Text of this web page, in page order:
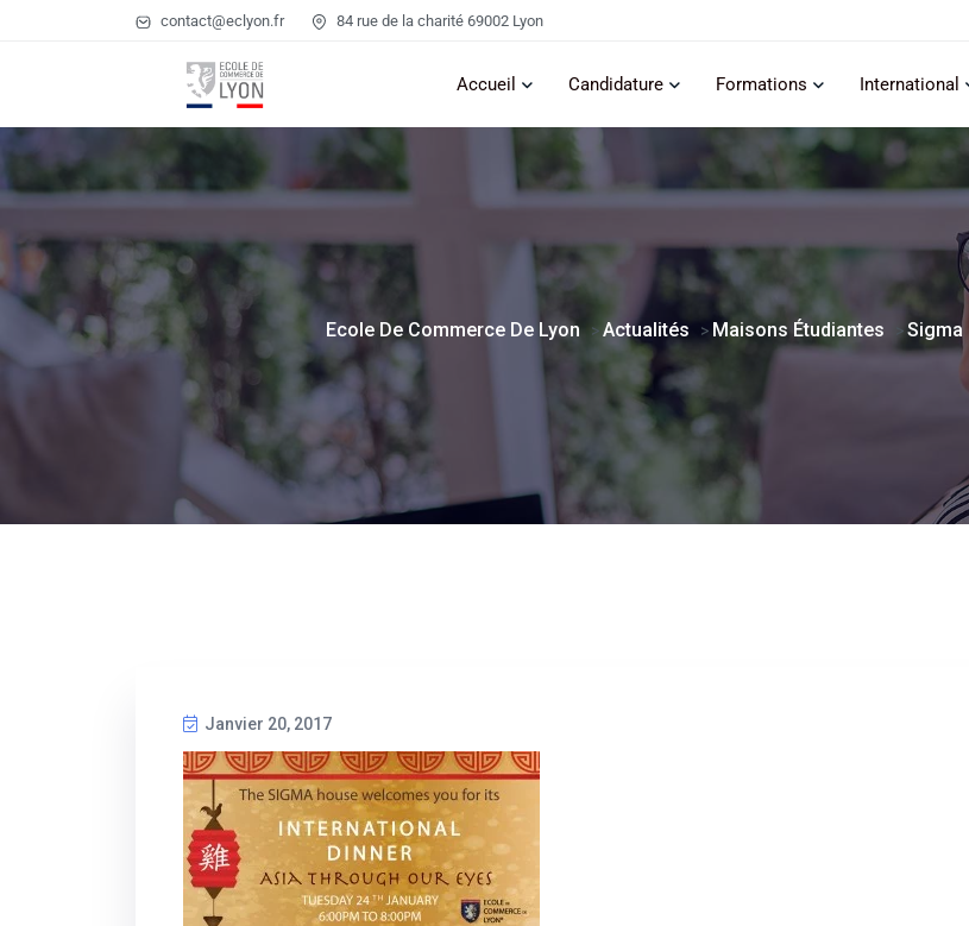
contact@eclyon.fr 84 rue de la charité 69002 Lyon
Accueil Candidature Formations International
Ecole De Commerce De Lyon >Actualités > Maisons Étudiantes >Sigma
Janvier 20, 2017